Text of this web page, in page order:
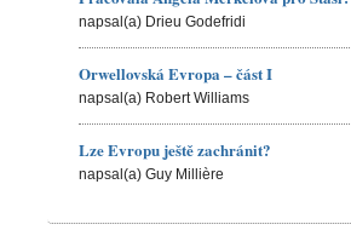
napsal(a) Drieu Godefridi
Orwellovská Evropa – část I
napsal(a) Robert Williams
Lze Evropu ještě zachránit?
napsal(a) Guy Millière